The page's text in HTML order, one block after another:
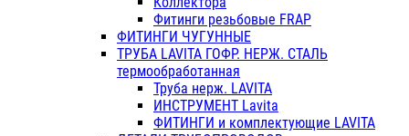
Фитинги резьбовые FRAP
ФИТИНГИ ЧУГУННЫЕ
ТРУБА LAVITA ГОФР. НЕРЖ. СТАЛЬ
термообработанная
Труба нерж. LAVITA
ИНСТРУМЕНТ Lavita
ФИТИНГИ и комплектующие LAVITA